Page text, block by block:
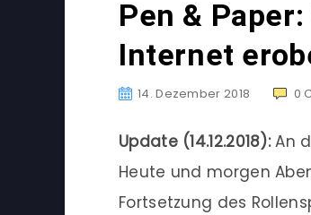
Pen &
Internet
14. Dezember 2018 0
Update (14.12.2018):An
Heute und morgen
Fortsetzung des